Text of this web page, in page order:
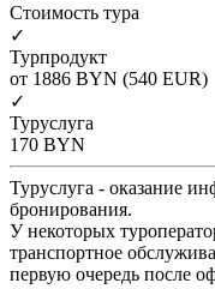
Cтоимость тура
✓
Турпродукт
от 1886 BYN (540 EUR)
✓
Туруслуга
170 BYN
Туруслуга - оказание
бронирования.
У некоторых
транспортное
первую очередь после